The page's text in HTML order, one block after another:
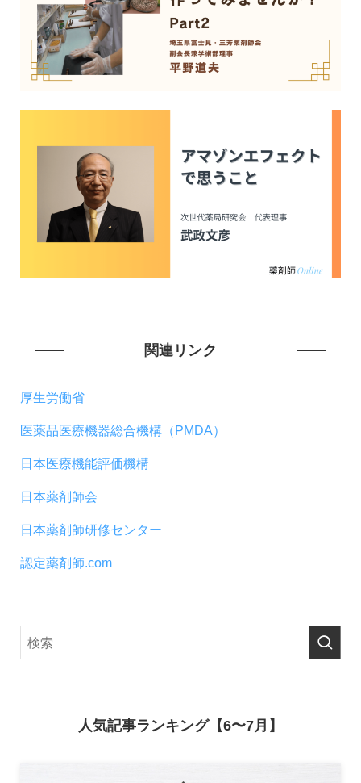
関連リンク
厚生労働省
医薬品医療機器総合機構（PMDA）
日本医療機能評価機構
日本薬剤師会
日本薬剤師研修センター
認定薬剤師.com
人気記事ランキング【6〜7月】